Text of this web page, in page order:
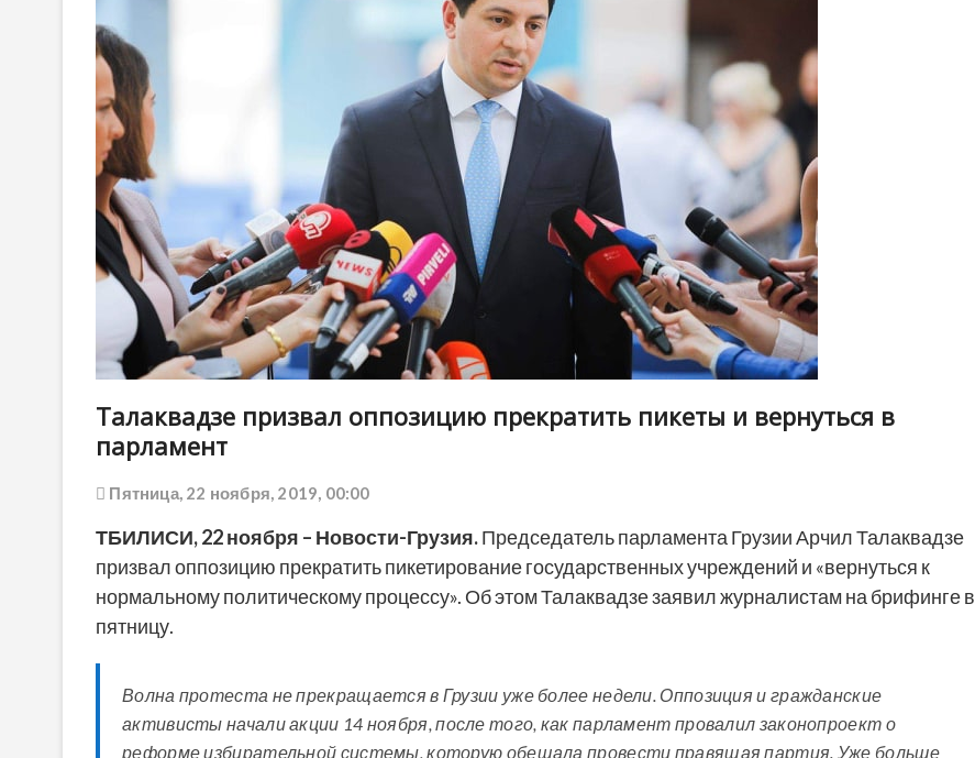
Талаквадзе призвал оппозицию прекратить пикеты и вернуться в
парламент
Пятница, 22 ноября, 2019, 00:00
ТБИЛИСИ, 22 ноября – Новости-Грузия.Председатель парламента Грузии Арчил Талаквадзе
призвал оппозицию прекратить пикетирование государственных учреждений и «вернуться к
нормальному политическому процессу». Об этом Талаквадзе заявил журналистам на брифинге в
пятницу.
Волна протеста не прекращается в Грузии уже более недели. Оппозиция и гражданские
активисты начали акции 14 ноября, после того, как парламент провалил законопроект о
реформе избирательной системы, которую обещала провести правящая партия. Уже больше